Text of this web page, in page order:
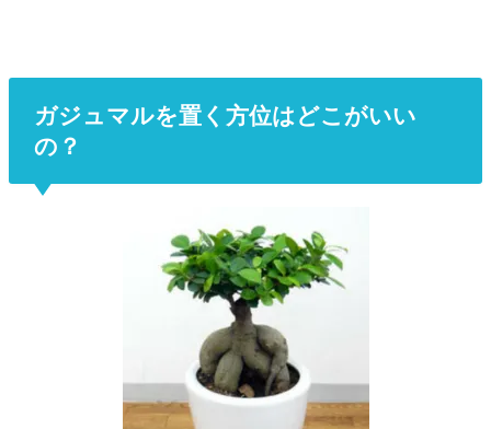
ガジュマルを置く方位はどこがいい
の？